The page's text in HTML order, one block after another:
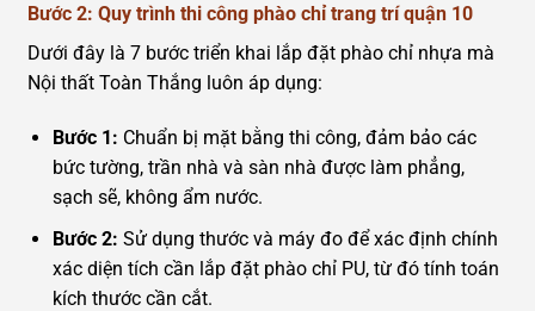
Bước 2: Quy trình thi công phào chỉ trang trí quận 10
Dưới đây là 7 bước triển khai lắp đặt phào chỉ nhựa mà
Nội thất Toàn Thắng luôn áp dụng:
Bước 1: Chuẩn bị mặt bằng thi công, đảm bảo các
bức tường, trần nhà và sàn nhà được làm phẳng,
sạch sẽ, không ẩm nước.
Bước 2: Sử dụng thước và máy đo để xác định chính
xác diện tích cần lắp đặt phào chỉ PU, từ đó tính toán
kích thước cần cắt.